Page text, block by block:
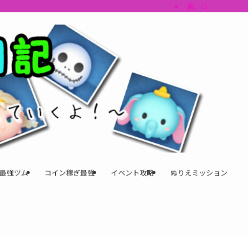
すめツム・キャラ評価も丁寧に解説。ツムツムイベント、ツムツム攻略、ツムツ
最強ツム コイン稼ぎ最強 イベント攻略 ぬりえミッション